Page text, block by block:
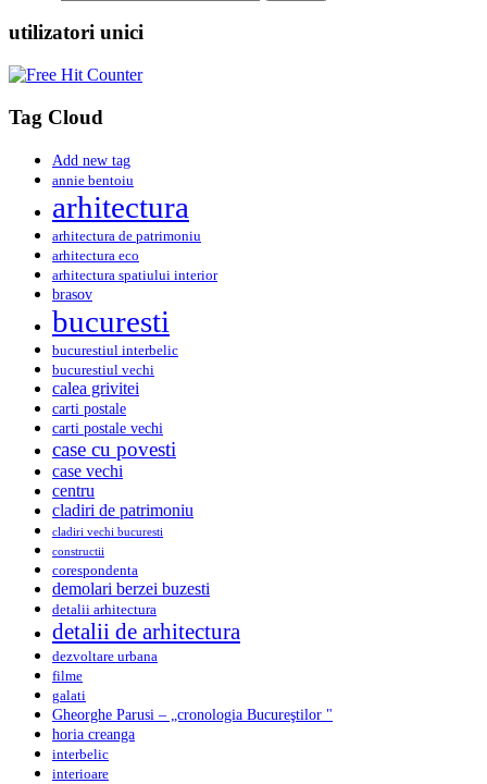
utilizatori unici
Tag Cloud
Add new tag
annie bentoiu
arhitectura
arhitectura de patrimoniu
arhitectura eco
arhitectura spatiului interior
brasov
bucuresti
bucurestiul interbelic
bucurestiul vechi
calea grivitei
carti postale
carti postale vechi
case cu povesti
case vechi
centru
cladiri de patrimoniu
cladiri vechi bucuresti
constructii
corespondenta
demolari berzei buzesti
detalii arhitectura
detalii de arhitectura
dezvoltare urbana
filme
galati
Gheorghe Parusi – „cronologia Bucureştilor "
horia creanga
interbelic
interioare